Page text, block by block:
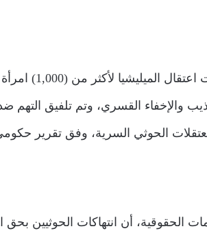
الحوثي السرية، وفق تقرير
الحقوقية، أن انتهاكات الحوثيين بحق